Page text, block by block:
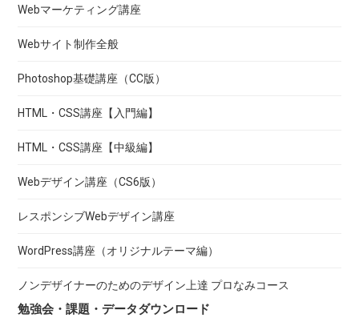
Webマーケティング講座
Webサイト制作全般
Photoshop基礎講座（CC版）
HTML・CSS講座【入門編】
HTML・CSS講座【中級編】
Webデザイン講座（CS6版）
レスポンシブWebデザイン講座
WordPress講座（オリジナルテーマ編）
ノンデザイナーのためのデザイン上達 プロなみコース
勉強会・課題・データダウンロード